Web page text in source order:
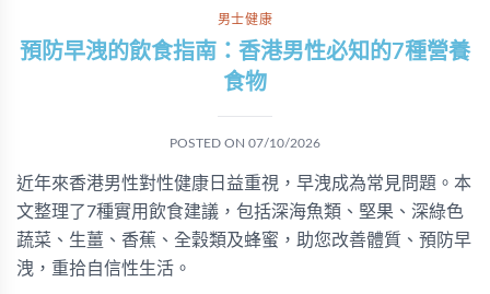
男士健康
預防早洩的飲食指南：香港男性必知的7種營養
食物
POSTED ON 07/10/2026
近年來香港男性對性健康日益重視，早洩成為常見問題。本
文整理了7種實用飲食建議，包括深海魚類、堅果、深綠色
蔬菜、生薑、香蕉、全穀類及蜂蜜，助您改善體質、預防早
洩，重拾自信性生活。